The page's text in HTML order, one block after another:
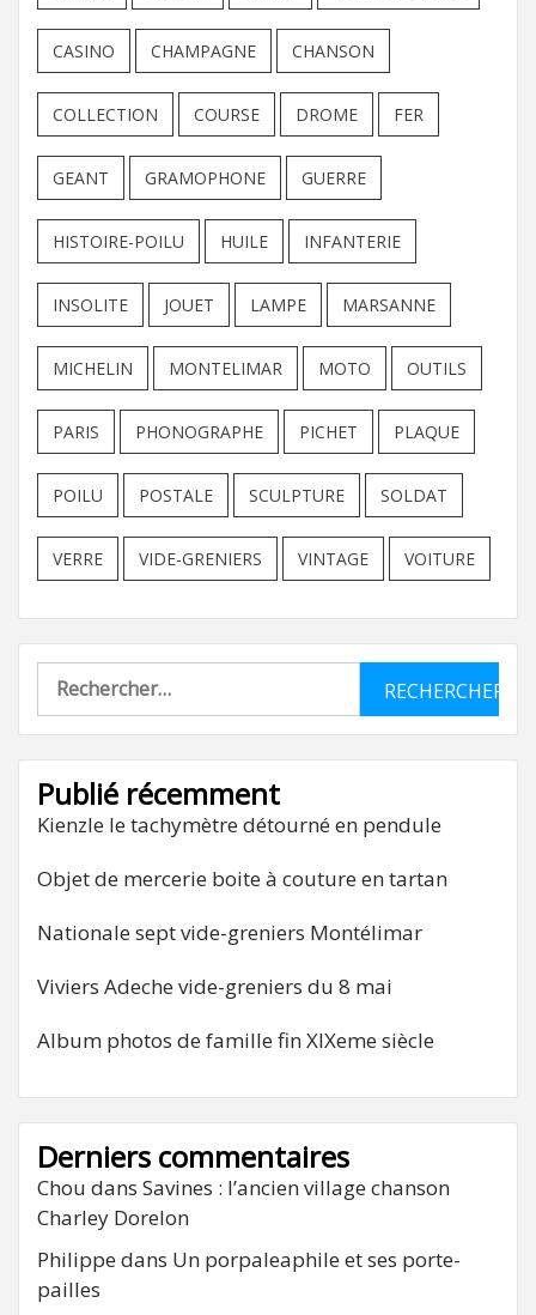
CASINO CHAMPAGNE CHANSON
COLLECTION COURSE DROME FER
GEANT GRAMOPHONE GUERRE
HISTOIRE-POILU HUILE INFANTERIE
INSOLITE JOUET LAMPE MARSANNE
MICHELIN MONTELIMAR MOTO OUTILS
PARIS PHONOGRAPHE PICHET PLAQUE
POILU POSTALE SCULPTURE SOLDAT
VERRE VIDE-GRENIERS VINTAGE VOITURE
Rechercher :
Publié récemment
Kienzle le tachymètre détourné en pendule
Objet de mercerie boite à couture en tartan
Nationale sept vide-greniers Montélimar
Viviers Adeche vide-greniers du 8 mai
Album photos de famille fin XIXeme siècle
Derniers commentaires
Chou dans Savines : l’ancien village chanson
Charley Dorelon
Philippe dans Un porpaleaphile et ses porte-
pailles